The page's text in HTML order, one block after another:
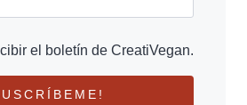
el boletín de CreatiVegan.